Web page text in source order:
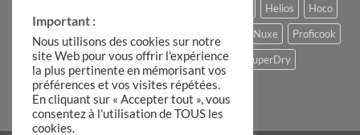
Helios
Hoco
Nuxe
Proficook
Remington
Roberto Cavalli Slike Storck
SuperDry
The Candle Factory
Ulric de Varens
Important :
Nous utilisons des cookies sur notre
site Web pour vous offrir l'expérience
la plus pertinente en mémorisant vos
préférences et vos visites répétées.
En cliquant sur « Accepter tout », vous
consentez à l'utilisation de TOUS les
cookies.